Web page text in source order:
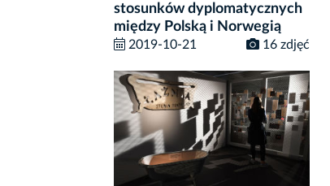
stosunków dyplomatycznych
między Polską i Norwegią
2019-10-21 16 zdjęć